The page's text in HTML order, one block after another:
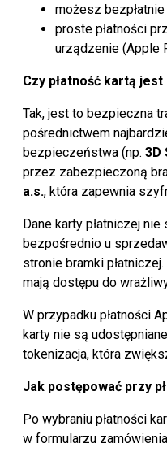
możesz
proste płatności
urządzenie (Apple
Czy płatność kartą
Tak, jest to bezpieczna
pośrednictwem
bezpieczeństwa (np. 3D
przez zabezpieczoną
a.s., która zapewnia
Dane karty płatniczej
bezpośrednio u
stronie bramki
mają dostępu do
W przypadku płatności
karty nie są
tokenizacja, która
Jak postępować przy
Po wybraniu płatności
w formularzu